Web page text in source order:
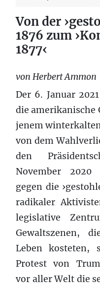
Von der
1876 zum
1877‹
von Herbert Ammon
Der 6. Januar
die amerikanische
jenem
von dem
den
November 2020
gegen die
radikaler
legislative
Gewaltszenen,
Leben kosteten,
Protest von
vor aller Welt die